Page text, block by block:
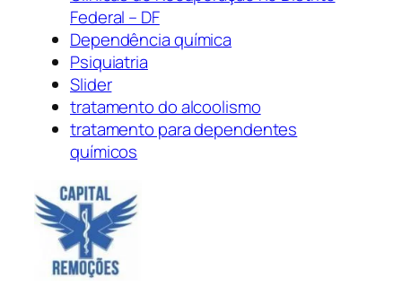
Federal – DF
Dependência química
Psiquiatria
Slider
tratamento do alcoolismo
tratamento para dependentes
químicos